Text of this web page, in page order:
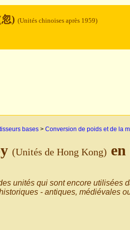
) (Unités chinoises après 1959)
bases > Conversion de poids et de la
(Unités de Hong Kong)
unités qui sont encore utilisées
- antiques, médiévales